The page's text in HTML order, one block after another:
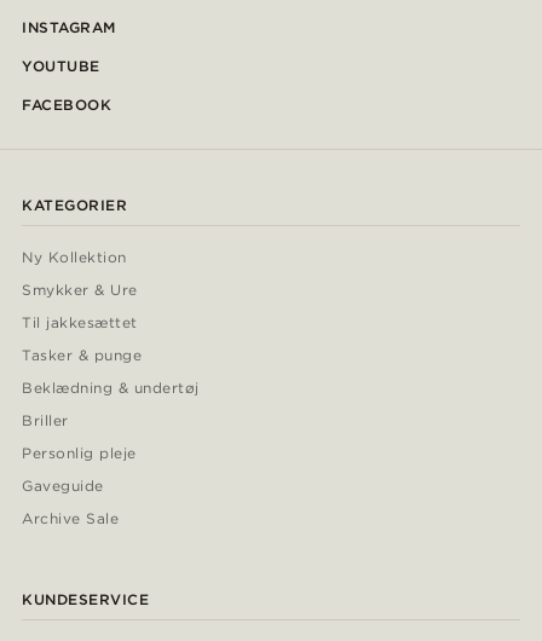
INSTAGRAM
YOUTUBE
FACEBOOK
KATEGORIER
Ny Kollektion
Smykker & Ure
Til jakkesættet
Tasker & punge
Beklædning & undertøj
Briller
Personlig pleje
Gaveguide
Archive Sale
KUNDESERVICE